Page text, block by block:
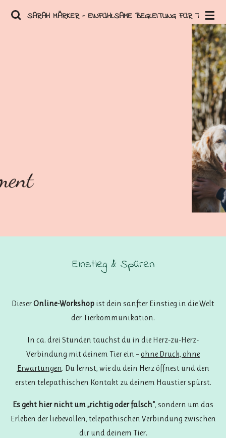
Zum
SARAH MÄRKER - EINFÜHLSAME BEGLEITUNG FÜR TIERE
Einstieg & Spüren
DieserOnline-Workshop ist dein sanfter Einstieg in die Welt
der Tierkommunikation.
In ca. drei Stunden tauchst du in die Herz-zu-Herz-
Verbindung mit deinem Tier ein –ohne Druck, ohne
Erwartungen. Du lernst, wie du dein Herz öffnest und den
ersten telepathischen Kontakt zu deinem Haustier spürst.
Es geht hier nicht um „richtig oder falsch“, sondern um das
Erleben der liebevollen, telepathischen Verbindung zwischen
dir und deinem Tier.